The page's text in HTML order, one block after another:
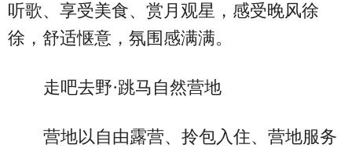
听歌、享受美食、赏月观星，感受晚风徐
徐，舒适惬意，氛围感满满。
走吧去野·跳马自然营地
营地以自由露营、拎包入住、营地服务